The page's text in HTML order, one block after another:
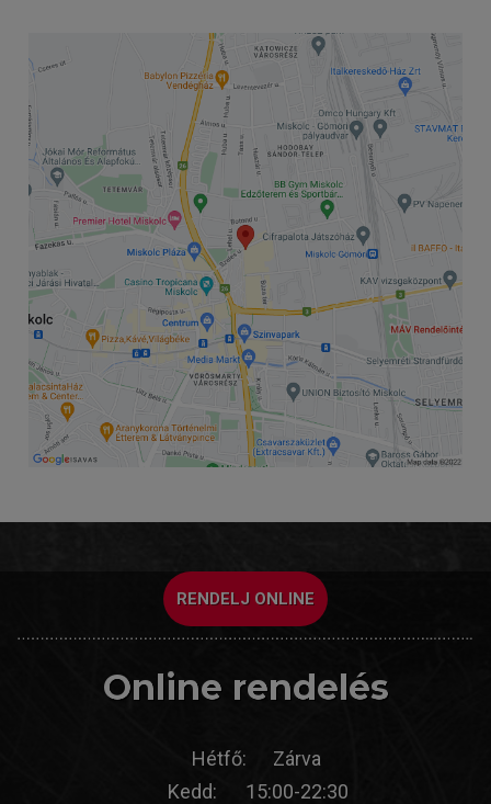
RENDELJ ONLINE
Online rendelés
Hétfő:
Zárva
Kedd:
15:00-22:30